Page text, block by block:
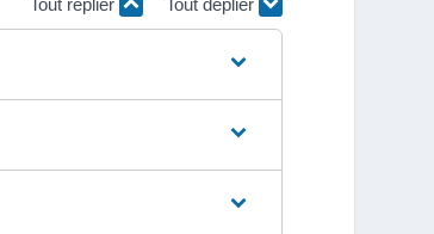
Tout replier Tout déplier